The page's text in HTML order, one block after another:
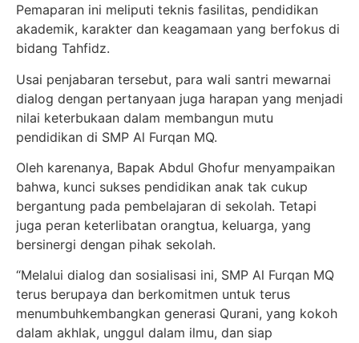
Pemaparan ini meliputi teknis fasilitas, pendidikan
akademik, karakter dan keagamaan yang berfokus di
bidang Tahfidz.
Usai penjabaran tersebut, para wali santri mewarnai
dialog dengan pertanyaan juga harapan yang menjadi
nilai keterbukaan dalam membangun mutu
pendidikan di SMP Al Furqan MQ.
Oleh karenanya, Bapak Abdul Ghofur menyampaikan
bahwa, kunci sukses pendidikan anak tak cukup
bergantung pada pembelajaran di sekolah. Tetapi
juga peran keterlibatan orangtua, keluarga, yang
bersinergi dengan pihak sekolah.
“Melalui dialog dan sosialisasi ini, SMP Al Furqan MQ
terus berupaya dan berkomitmen untuk terus
menumbuhkembangkan generasi Qurani, yang kokoh
dalam akhlak, unggul dalam ilmu, dan siap